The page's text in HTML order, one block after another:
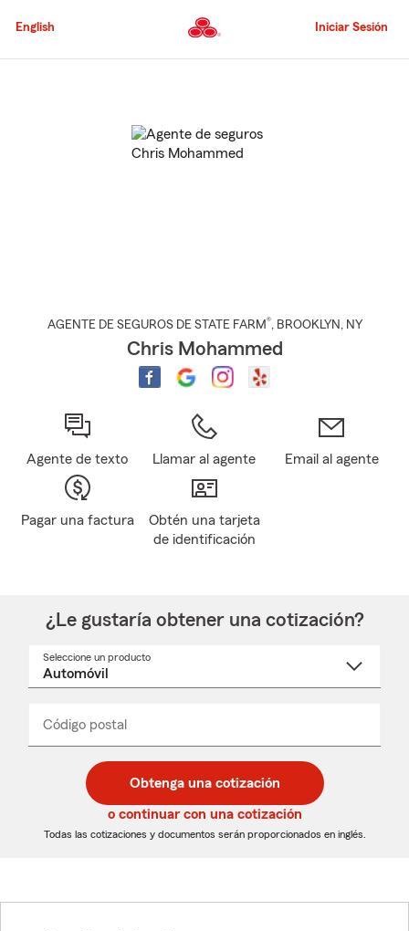
al
principal
English Iniciar Sesión
AGENTE DE SEGUROS DE STATE FARM®, BROOKLYN , NY
Chris Mohammed
Agente de texto Llamar al agente Email al agente
Pagar una factura
Obtén una tarjeta
de identificación
¿Le gustaría obtener una cotización?
Seleccione un producto
desplegable
Código postal
de
5
dígitos
de
5
dígitos
_____
Obtenga una cotización
o continuar con una cotización
Todas las cotizaciones y documentos serán proporcionados en inglés.